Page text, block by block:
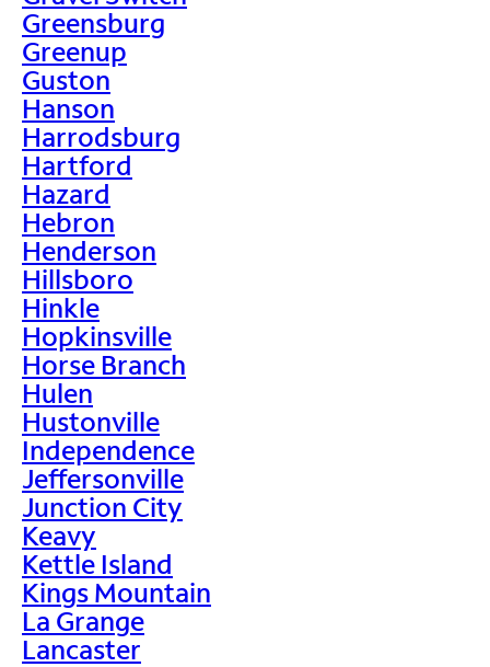
Greensburg
Greenup
Guston
Hanson
Harrodsburg
Hartford
Hazard
Hebron
Henderson
Hillsboro
Hinkle
Hopkinsville
Horse Branch
Hulen
Hustonville
Independence
Jeffersonville
Junction City
Keavy
Kettle Island
Kings Mountain
La Grange
Lancaster